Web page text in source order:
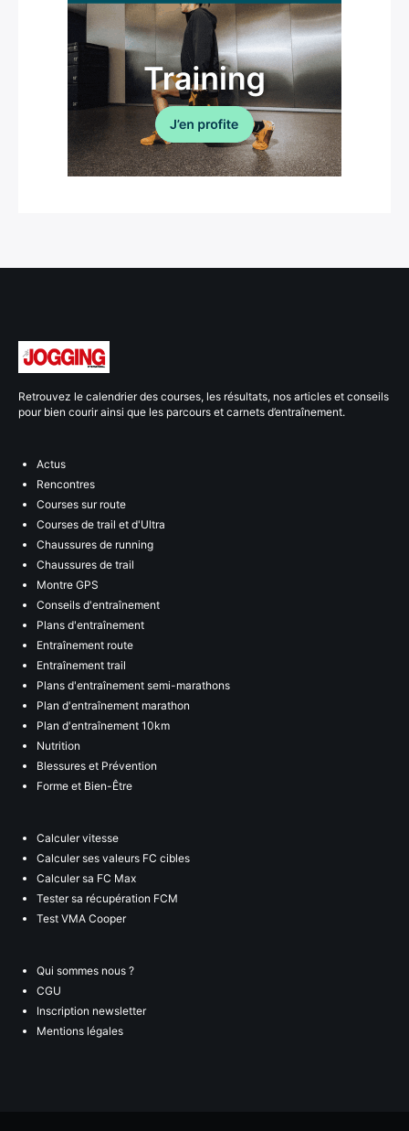
Retrouvez le calendrier des courses, les résultats, nos articles et conseils
pour bien courir ainsi que les parcours et carnets d’entraînement.
Actus
Rencontres
Courses sur route
Courses de trail et d'Ultra
Chaussures de running
Chaussures de trail
Montre GPS
Conseils d'entraînement
Plans d'entraînement
Entraînement route
Entraînement trail
Plans d'entraînement semi-marathons
Plan d'entraînement marathon
Plan d'entraînement 10km
Nutrition
Blessures et Prévention
Forme et Bien-Être
Calculer vitesse
Calculer ses valeurs FC cibles
Calculer sa FC Max
Tester sa récupération FCM
Test VMA Cooper
Qui sommes nous ?
CGU
Inscription newsletter
Mentions légales